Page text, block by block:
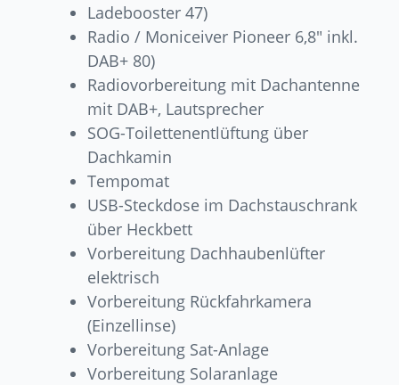
Ladebooster 47)
Radio / Moniceiver Pioneer 6,8″ inkl.
DAB+ 80)
Radiovorbereitung mit Dachantenne
mit DAB+, Lautsprecher
SOG-Toilettenentlüftung über
Dachkamin
Tempomat
USB-Steckdose im Dachstauschrank
über Heckbett
Vorbereitung Dachhaubenlüfter
elektrisch
Vorbereitung Rückfahrkamera
(Einzellinse)
Vorbereitung Sat-Anlage
Vorbereitung Solaranlage